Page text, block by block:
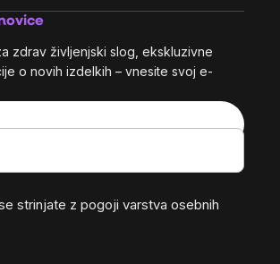
zdrav življenjski slog, ekskluzivne
o novih izdelkih – vnesite svoj e-
strinjate z pogoji varstva osebnih